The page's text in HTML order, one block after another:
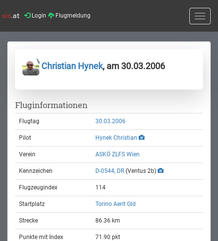
Login Flugmeldung
Toggle
Christian Hynek, am 30.03.2006
Fluginformationen
Flugtag 30.03.2006
Pilot Hynek Christian
Verein ASKÖ ZLFS Wien
Kennzeichen D-0544, DR (Ventus 2b)
Flugzeugindex 114
Startplatz Torino Aerit Gld
Strecke 86.36 km
Punkte mit Index 71.90 pkt